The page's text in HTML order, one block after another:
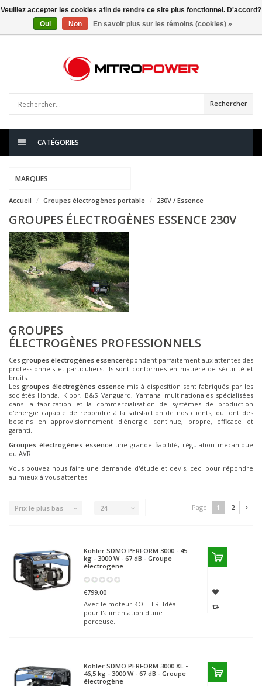
0articles
Rechercher
CATÉGORIES
MARQUES
Accueil Groupes électrogènes portable 230V / Essence
GROUPES ÉLECTROGÈNES ESSENCE 230V
GROUPES
ÉLECTROGÈNES PROFESSIONNELS
Ces groupes électrogènes essencerépondent parfaitement aux attentes des
professionnels et particuliers. Ils sont conformes en matière de sécurité et
bruits.
Lesgroupes électrogènes essencemis à disposition sont fabriqués par les
sociétés Honda, Kipor, B&S Vanguard, Yamaha multinationales spécialisées
dans la fabrication et la commercialisation de systèmes de production
d'énergie capable de répondre à la satisfaction de nos clients, qui ont des
besoins en approvisionnement d'énergie continue, propre, efficace et
garanti.
Groupes électrogènes essenceune grande fiabilité, régulation mécanique
ou AVR.
Vous pouvez nous faire une demande d'étude et devis, ceci pour répondre
au mieux à vous attentes.
Prix le plus bas 24 Page: 1 2
Kohler SDMO PERFORM 3000 - 45
kg - 3000 W - 67 dB - Groupe
électrogène
€799,00
Avec le moteur KOHLER. Idéal
pour l'alimentation d'une
perceuse.
Kohler SDMO PERFORM 3000 XL -
46,5 kg - 3000 W - 67 dB - Groupe
électrogène
Veuillez accepter les cookies afin de rendre ce site plus fonctionnel. D'accord?
Oui
Non En savoir plus sur les témoins (cookies) »